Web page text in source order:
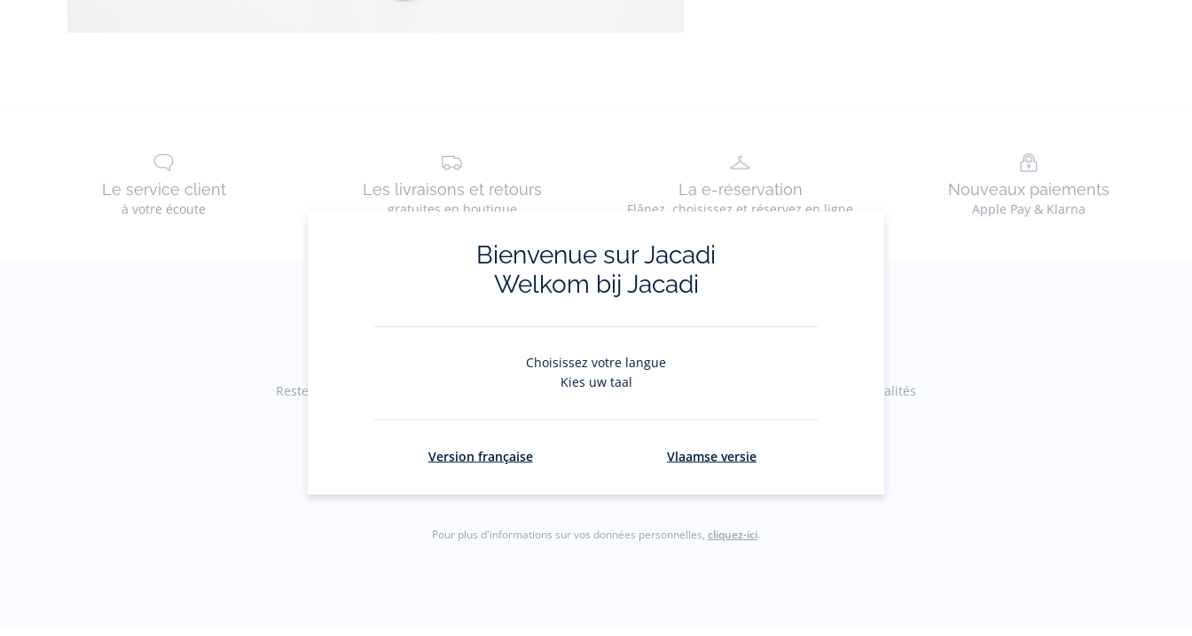
Le service client
à votre écoute
Les livraisons et retours
gratuites en boutique
La e-réservation
Flânez, choisissez et réservez en ligne
Nouveaux paiements
Apple Pay & Klarna
Restez informés des nouveautés Jacadi : ventes privées, offres exclusives, nouvelles collections et actualités
S'inscrire
Pour plus d'informations sur vos données personnelles, cliquez-ici.
Bienvenue sur Jacadi
Welkom bij Jacadi
Choisissez votre langue
Kies uw taal
Version française Vlaamse versie